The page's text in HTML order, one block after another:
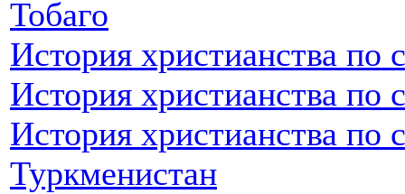
Тобаго
История христианства по
История христианства по
История христианства по
Туркменистан